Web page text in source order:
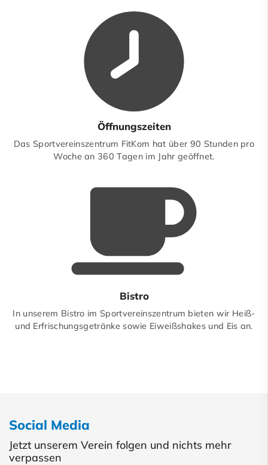
Öffnungszeiten
Das Sportvereinszentrum FitKom hat über 90 Stunden pro
Woche an 360 Tagen im Jahr geöffnet.
Bistro
In unserem Bistro im Sportvereinszentrum bieten wir Heiß-
und Erfrischungsgetränke sowie Eiweißshakes und Eis an.
Social Media
Jetzt unserem Verein folgen und nichts mehr
verpassen